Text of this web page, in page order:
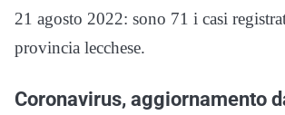
21 agosto 2022: sono 71 i casi
provincia lecchese.
Coronavirus, aggiornamento